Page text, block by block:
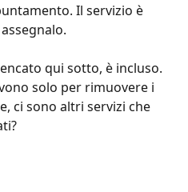
Il servizio è
qui sotto, è incluso.
solo per rimuovere i
ci sono altri servizi che